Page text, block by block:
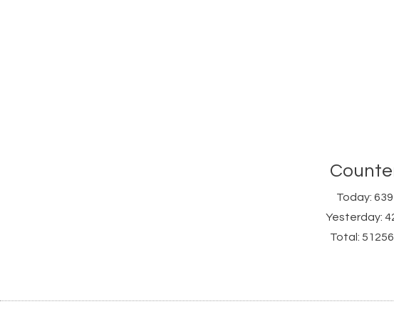
Today:639
Yesterday:
Total: